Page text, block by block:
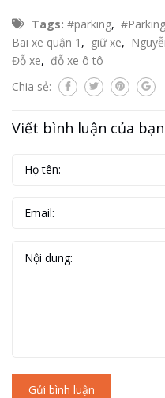
Tags: #parking,
Bãi xe quận 1 , giữ xe,
Đỗ xe, đỗ xe ô tô
Chia sẻ:
Viết bình luận của
Gửi bình luận